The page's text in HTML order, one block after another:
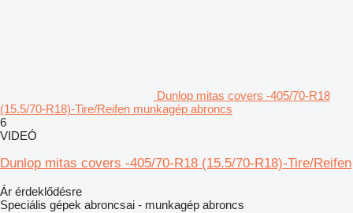
Dunlop mitas covers -405/70-R18
(15.5/70-R18)-Tire/Reifen munkagép abroncs
6
VIDEÓ
Dunlop mitas covers -405/70-R18 (15.5/70-R18)-Tire/Reifen
Ár érdeklődésre
Speciális gépek abroncsai - munkagép abroncs